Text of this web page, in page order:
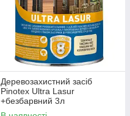
Деревозахистний засіб
Pinotex Ultra Lasur
+безбарвний 3л